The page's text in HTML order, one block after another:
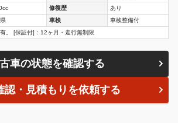
修復歴
あり
車検
車検整備付
。 [保証付]：12ヶ月・走行無制限
車の状態を確認する
認・見積もりを依頼する